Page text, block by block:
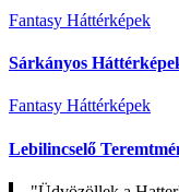
Fantasy Háttérképek
Sárkányos
Fantasy Háttérképek
Lebilincselő